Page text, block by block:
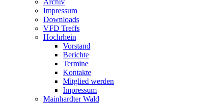
Archiv
Impressum
Downloads
VFD Treffs
Hochrhein
Vorstand
Berichte
Termine
Kontakte
Mitglied werden
Impressum
Mainhardter Wald